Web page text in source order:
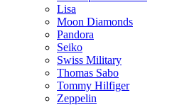
Lisa
Moon Diamonds
Pandora
Seiko
Swiss Military
Thomas Sabo
Tommy Hilfiger
Zeppelin